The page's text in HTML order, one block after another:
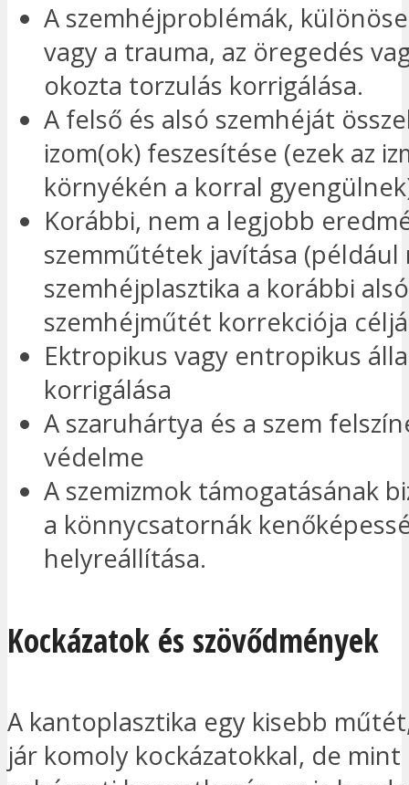
A szemhéjproblémák,
vagy a trauma, az öregedés
okozta torzulás korrigálása.
A felső és alsó szemhéját
izom(ok) feszesítése (ezek az
környékén a korral
Korábbi, nem a legjobb
szemműtétek javítása (például
szemhéjplasztika a korábbi alsó
szemhéjműtét korrekciója
Ektropikus vagy entropikus
korrigálása
A szaruhártya és a szem
védelme
A szemizmok támogatásának
a könnycsatornák
helyreállítása.
Kockázatok és szövődmények
A kantoplasztika egy kisebb
jár komoly kockázatokkal, de